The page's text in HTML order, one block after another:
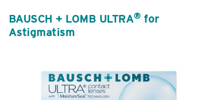
BAUSCH + LOMB ULTRA® for
Astigmatism